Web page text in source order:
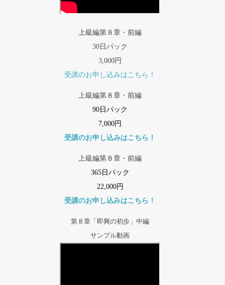
上級編第８章・前編
30日パック
3,000円
受講のお申し込みはこちら！
上級編第８章・前編
90日パック
7,000円
受講のお申し込みはこちら！
上級編第８章・前編
365日パック
22,000円
受講のお申し込みはこちら！
第８章「即興の初歩」中編
サンプル動画